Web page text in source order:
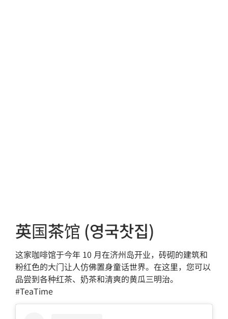
英国茶馆 (영국찻집)
这家咖啡馆于今年 10 月在济州岛开业，砖砌的建筑和
粉红色的大门让人仿佛置身童话世界。在这里，您可以
品尝到各种红茶、奶茶和清爽的黄瓜三明治。
#TeaTime